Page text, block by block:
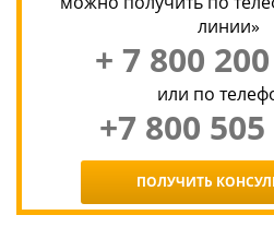
линии»
+ 7 800
или по
+7 800
ПОЛУЧИТЬ